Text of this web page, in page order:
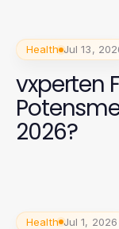
Health Jul 13,
vxperten
2026?
Health Jul 1, 2026